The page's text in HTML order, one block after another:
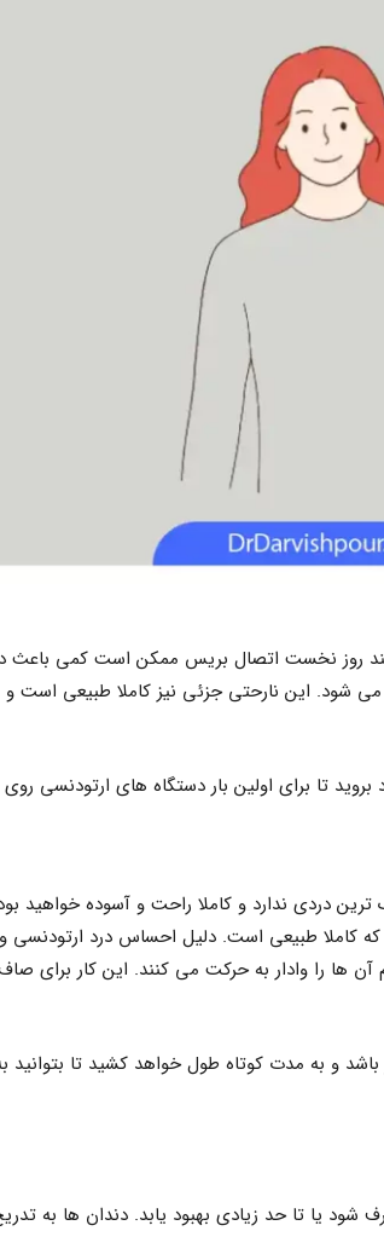
روز نخست اتصال بریس ممکن است کمی باعث درد
شود. این نارحتی جزئی نیز کاملا طبیعی است
بروید تا برای اولین بار دستگاه های ارتودنسی
ترین دردی ندارد و کاملا راحت و آسوده خواهید
کاملا طبیعی است. دلیل احساس درد ارتودنسی
ها را وادار به حرکت می کنند. این کار برای
و به مدت کوتاه طول خواهد کشید تا بتوانید
شود یا تا حد زیادی بهبود یابد. دندان ها به